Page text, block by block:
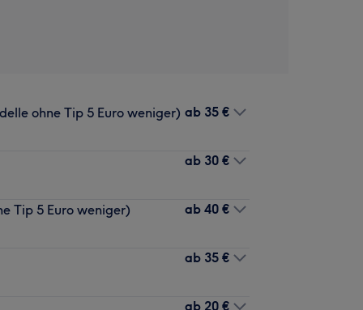
ohne Tip 5 Euro weniger) ab 35 €
ab 30 €
Tip 5 Euro weniger) ab 40 €
ab 35 €
ab 20 €